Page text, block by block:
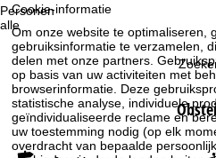
Cookie-informatie
Om onze website te optimaliseren,
gebruiksinformatie te verzamelen,
delen met onze partners.
op basis van uw activiteiten met
browserinformatie. Deze
statistische analyse, individuele
geïndividualiseerde reclame en
uw toestemming nodig (op elk
overdracht van bepaalde
Personen
alle